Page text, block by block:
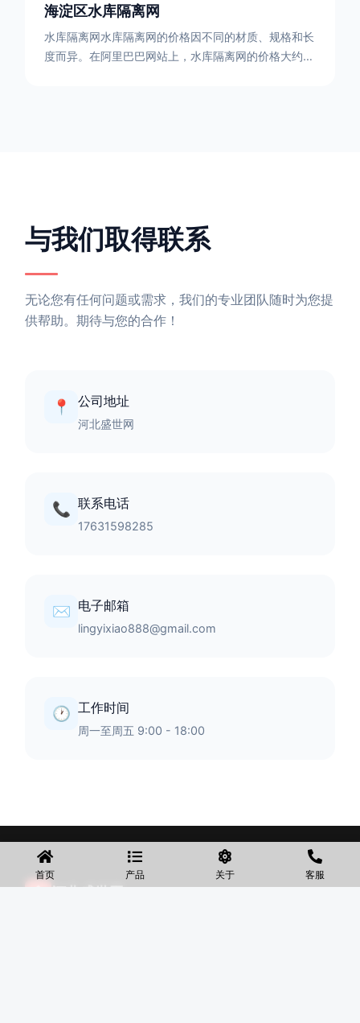
海淀区水库隔离网
水库隔离网水库隔离网的价格因不同的材质、规格和长
度而异。在阿里巴巴网站上，水库隔离网的价格大约在
与我们取得联系
无论您有任何问题或需求，我们的专业团队随时为您提
供帮助。期待与您的合作！
📍 公司地址
河北盛世网
📞 联系电话
17631598285
✉️ 电子邮箱
lingyixiao888@gmail.com
🕐 工作时间
周一至周五 9:00 - 18:00
◆ 河北盛世网
首页 产品 关于 客服